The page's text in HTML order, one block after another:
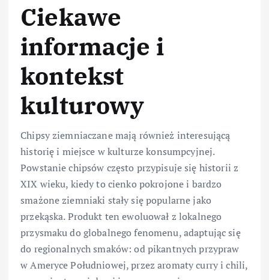
Ciekawe
informacje i
kontekst
kulturowy
Chipsy ziemniaczane mają również interesującą
historię i miejsce w kulturze konsumpcyjnej.
Powstanie chipsów często przypisuje się historii z
XIX wieku, kiedy to cienko pokrojone i bardzo
smażone ziemniaki stały się popularne jako
przekąska. Produkt ten ewoluował z lokalnego
przysmaku do globalnego fenomenu, adaptując się
do regionalnych smaków: od pikantnych przypraw
w Ameryce Południowej, przez aromaty curry i chili,